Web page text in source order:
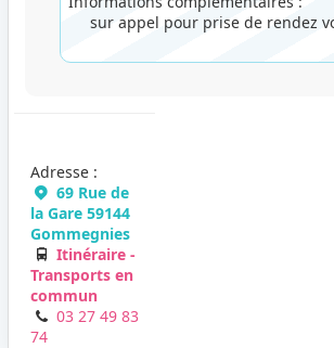
sur appel pour prise de rendez
Adresse :
69 Rue de
la Gare 59144
Gommegnies
Itinéraire -
Transports en
commun
03 27 49 83
74